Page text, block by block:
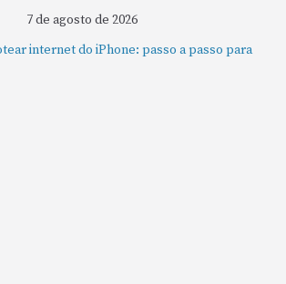
7 de agosto de 2026
internet do iPhone: passo a passo para